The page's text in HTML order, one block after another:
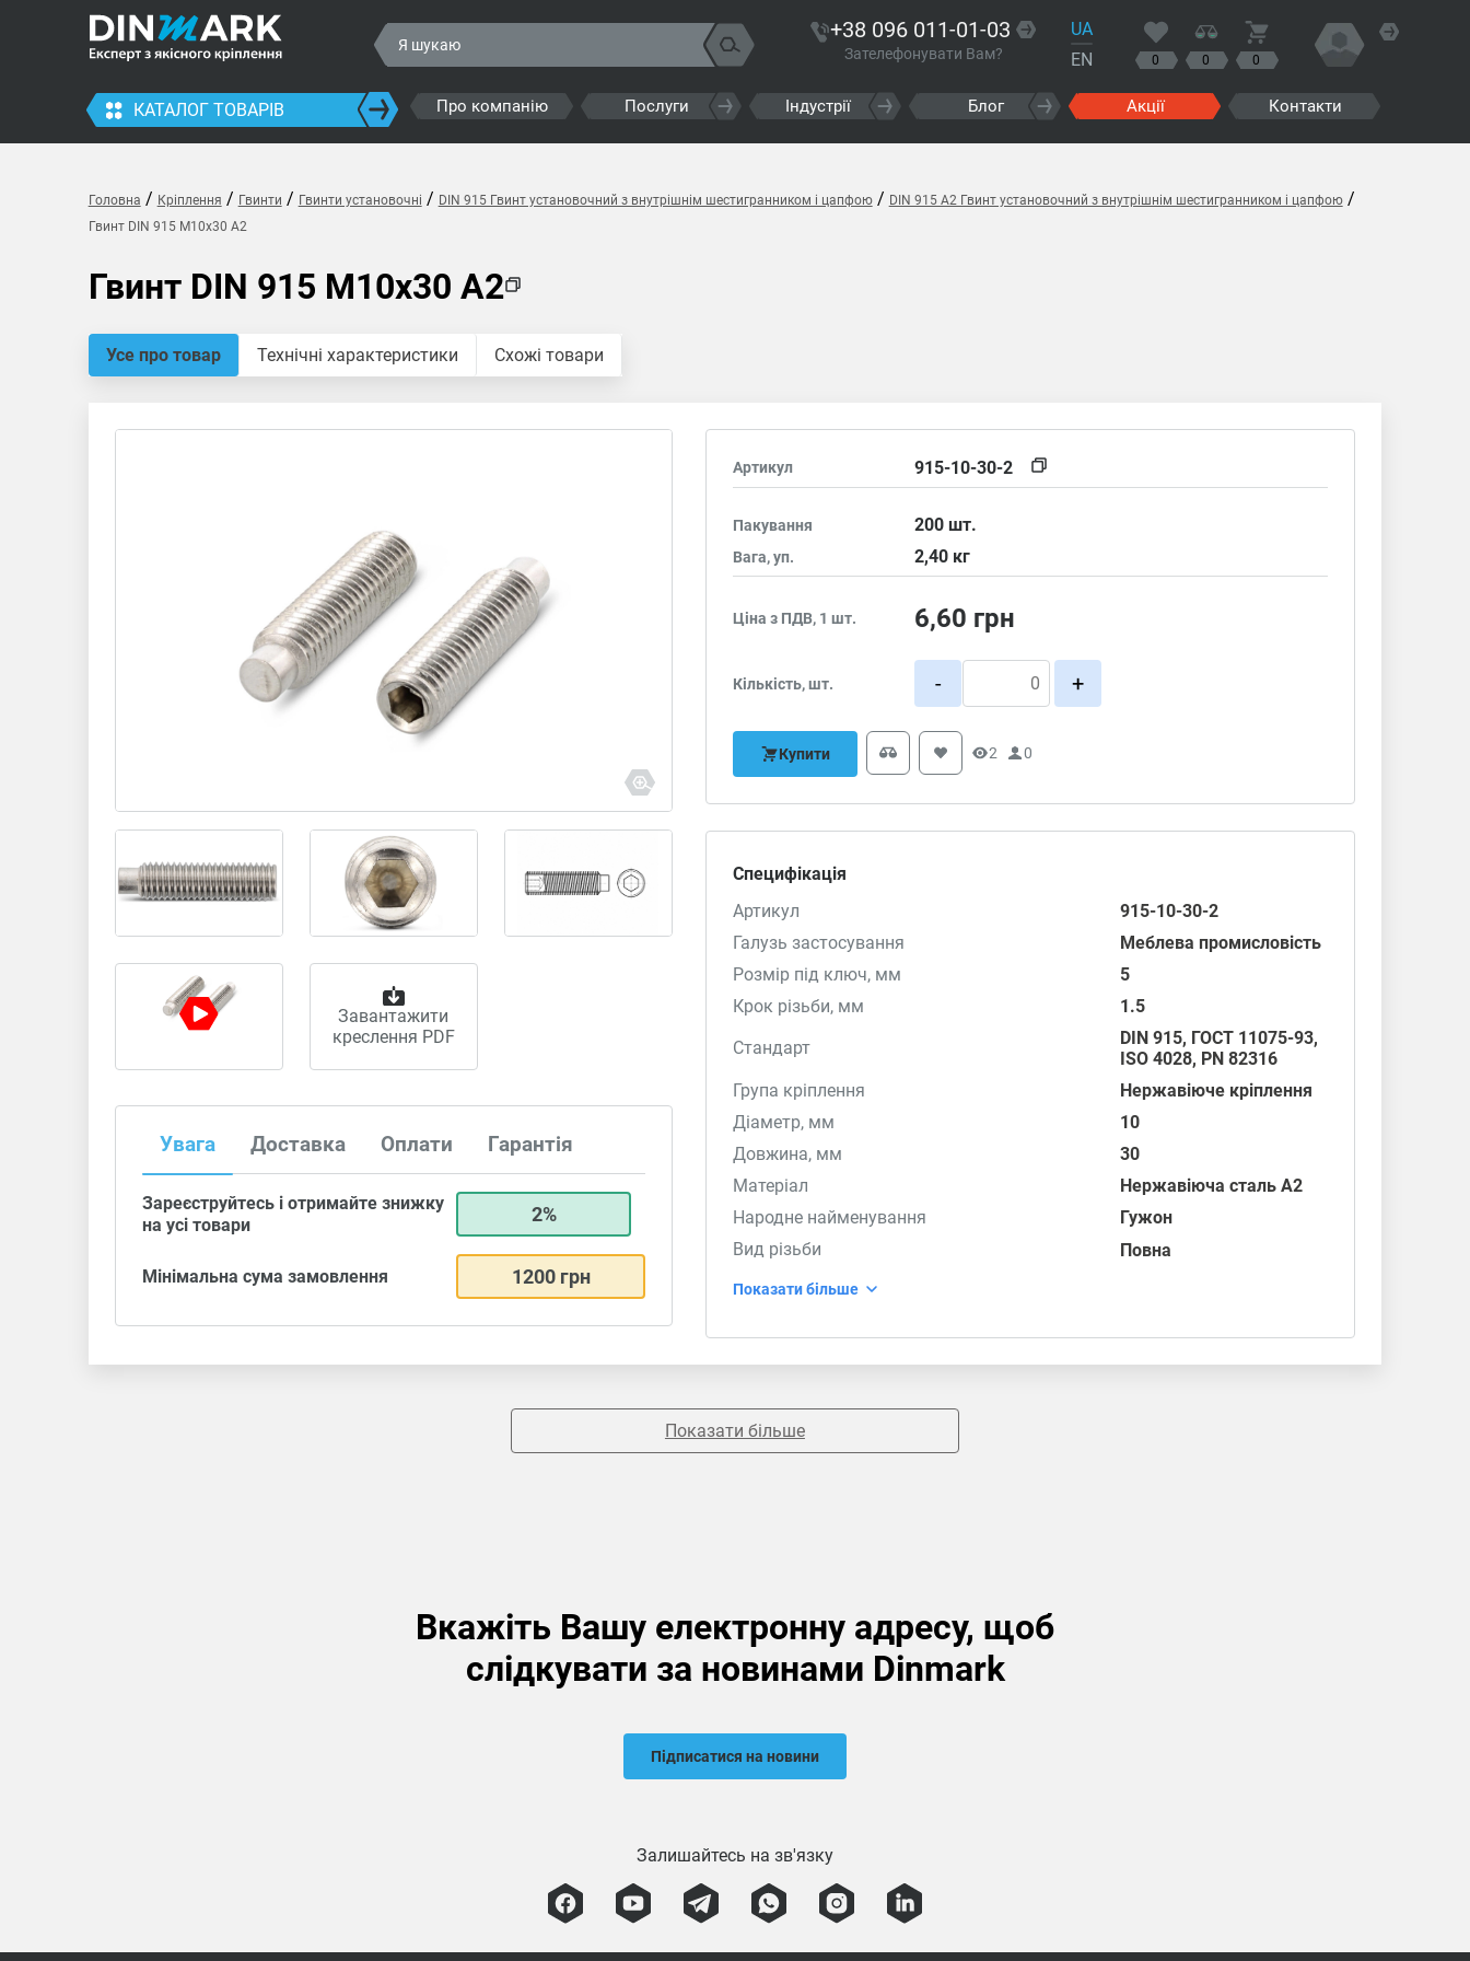
+38 096 011-01-03
Зателефонувати Вам?
UA
EN
0 0 0
КАТАЛОГ ТОВАРІВ Про компанію Послуги Індустрії Блог Акції Контакти
Головна / Кріплення / Гвинти / Гвинти установочні / DIN 915 Гвинт установочний з внутрішнім шестигранником і цапфою/ DIN 915 A2 Гвинт установочний з внутрішнім шестигранником і цапфою/
Гвинт DIN 915 M10x30 A2
Гвинт DIN 915 M10x30 A2
Усе про товар Технічні характеристики Схожі товари
Завантажити
креслення PDF
Увага Доставка Оплати Гарантія
Зареєструйтесь і отримайте знижку
на усі товари
2%
Мінімальна сума замовлення 1200 грн
Артикул 915-10-30-2
Пакування 200шт.
Вага, уп. 2,40 кг
Ціна з ПДВ, 1 шт. 6,60 грн
Кількість, шт. - +
Купити 2 0
Специфікація
Артикул
915-10-30-2
Галузь застосування
Меблева промисловість
Розмір під ключ, мм
5
Крок різьби, мм
1.5
Стандарт
DIN 915, ГОСТ 11075-93,
ISO 4028, PN 82316
Група кріплення
Нержавіюче кріплення
Діаметр, мм
10
Довжина, мм
30
Матеріал
Нержавіюча сталь А2
Народне найменування
Гужон
Вид різьби
Повна
Показати більше
Показати більше
Вкажіть Вашу електронну адресу, щоб
слідкувати за новинами Dinmark
Підписатися на новини
Залишайтесь на зв'язку